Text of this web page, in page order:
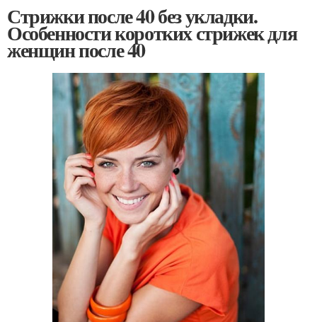
Стрижки после 40 без укладки.
Особенности коротких стрижек для
женщин после 40